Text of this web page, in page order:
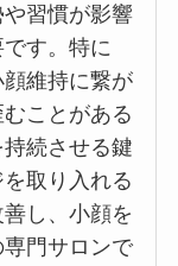
習慣が影響
す。特に
顔維持に繋が
ことがある
続させる鍵
取り入れる
し、小顔を
門サロンで